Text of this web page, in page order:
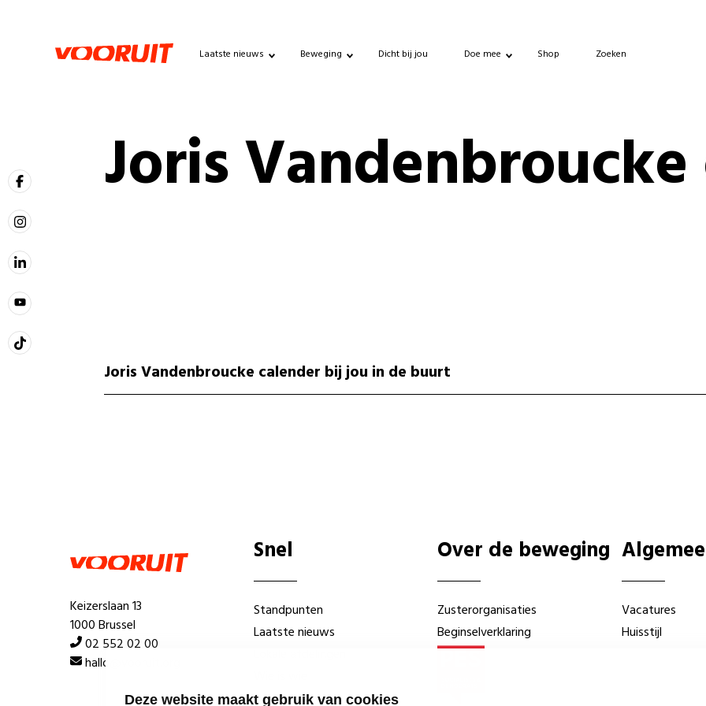
Deze website maakt gebruik van cookies
Laatste nieuws Beweging Dicht bij jou Doe mee Shop Zoeken
Joris
Joris Vandenbroucke calender bij jou in de buurt
Keizerslaan 13
1000 Brussel
02 552 02 00
hallo@vooruit.org
Snel
Standpunten
Laatste nieuws
Over de beweging
Zusterorganisaties
Beginselverklaring
Vacatures
Huisstijl